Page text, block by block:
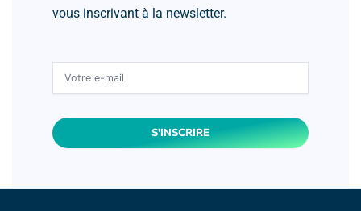
vous inscrivant à la newsletter.